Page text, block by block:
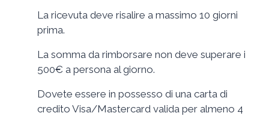
La ricevuta deve risalire a massimo 10 giorni
prima.
La somma da rimborsare non deve superare i
500€ a persona al giorno.
Dovete essere in possesso di una carta di
credito Visa/Mastercard valida per almeno 4